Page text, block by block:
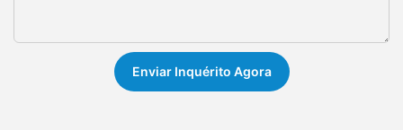
Enviar Inquérito Agora